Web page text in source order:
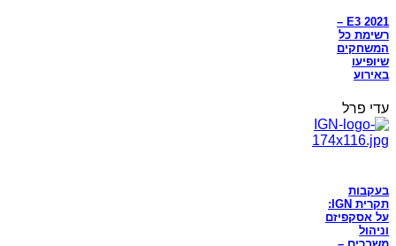
E3 2021 –
רשימת כל
המשחקים
שיופיעו
באירוע
עדי פרל
בעקבות
תקרית IGN:
על אסקפיזם
וניהול